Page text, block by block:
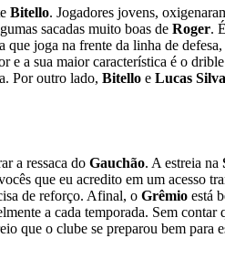
Bitello. Jogadores jovens,
sacadas muito boas de Roger.
que joga na frente da linha de
e a sua maior característica é o
Por outro lado, Bitello e Lucas Silva
a ressaca do Gauchão. A estreia na
que eu acredito em um acesso
de reforço. Afinal, o Grêmio está
a cada temporada. Sem contar
que o clube se preparou bem para